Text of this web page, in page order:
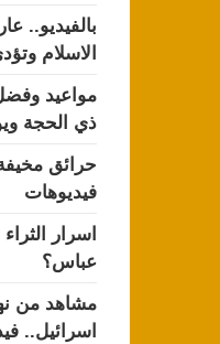
بالفيديو..
الاسلام
مواعيد
ذي الحجة
حرائق
فيديوهات
اسرار
عباس؟
مشاهد من
اسرائيل..